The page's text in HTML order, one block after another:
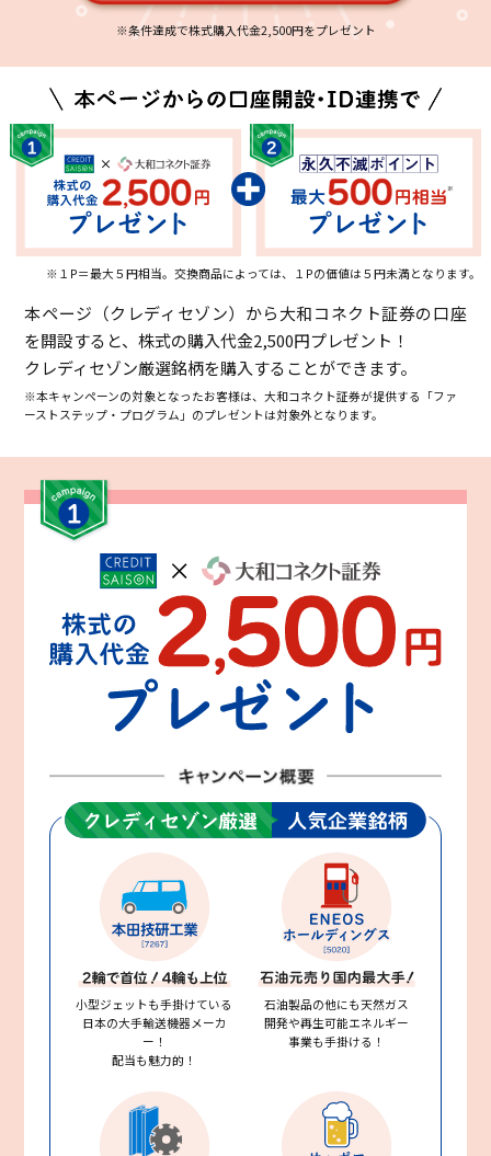
※条件達成で株式購入代金2,500円をプレゼント
※１P＝最大５円相当。交換商品によっては、１Pの価値は５円未満となります。
本ページ（クレディセゾン）から大和コネクト証券の口座
を開設すると、株式の購入代金2,500円プレゼント！
クレディセゾン厳選銘柄を購入することができます。
※本キャンペーンの対象となったお客様は、大和コネクト証券が提供する「ファ
ーストステップ・プログラム」のプレゼントは対象外となります。
小型ジェットも手掛けている
日本の大手輸送機器メーカ
ー！
配当も魅力的！
石油製品の他にも天然ガス
開発や再生可能エネルギー
事業も手掛ける！